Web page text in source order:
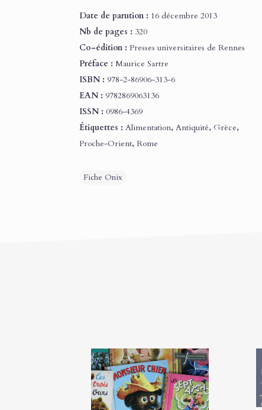
Date de parution : 16 décembre 2013
Nb de pages : 320
Co-édition :Presses universitaires de Rennes
Préface :Maurice Sartre
ISBN : 978-2-86906-313-6
EAN : 9782869063136
ISSN :0986-4369
Étiquettes :Alimentation,Antiquité, Grèce,
Proche-Orient,Rome